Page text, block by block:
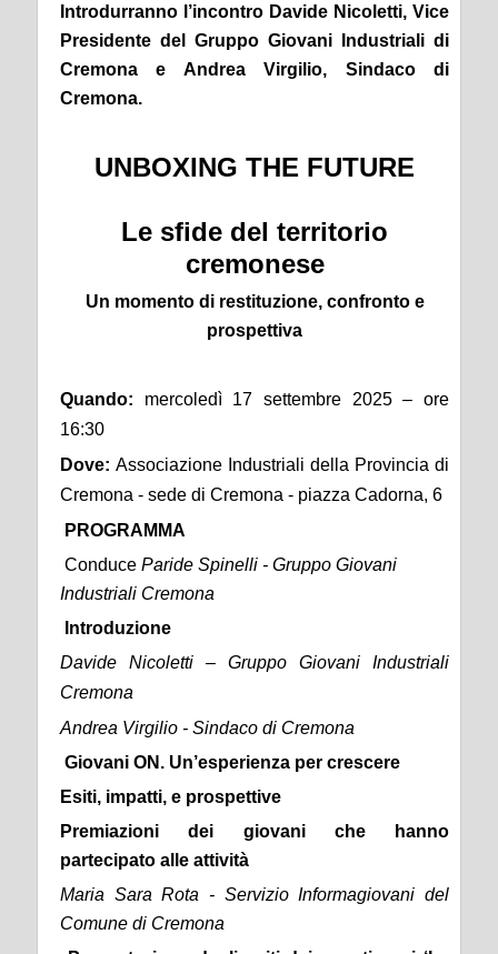
Introdurranno l’incontro Davide Nicoletti, Vice
Presidente del Gruppo Giovani Industriali di
Cremona e Andrea Virgilio, Sindaco di
Cremona.
UNBOXING THE FUTURE
Le sfide del territorio
cremonese
Un momento di restituzione, confronto e
prospettiva
Quando: mercoledì 17 settembre 2025 – ore
16:30
Dove: Associazione Industriali della Provincia di
Cremona - sede di Cremona - piazza Cadorna, 6
PROGRAMMA
Conduce Paride Spinelli - Gruppo Giovani
Industriali Cremona
Introduzione
Davide Nicoletti – Gruppo Giovani Industriali
Cremona
Andrea Virgilio - Sindaco di Cremona
Giovani ON. Un’esperienza per crescere
Esiti, impatti, e prospettive
Premiazioni dei giovani che hanno
partecipato alle attività
Maria Sara Rota - Servizio Informagiovani del
Comune di Cremona